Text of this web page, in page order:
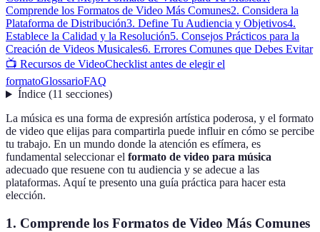
Comprende los Formatos de Video Más Comunes2. Considera la
Plataforma de Distribución3. Define Tu Audiencia y Objetivos4.
Establece la Calidad y la Resolución5. Consejos Prácticos para la
Creación de Videos Musicales6. Errores Comunes que Debes Evitar
📺 Recursos de VideoChecklist antes de elegir el
formatoGlossarioFAQ
Índice(11 secciones)
La música es una forma de expresión artística poderosa, y el formato
de video que elijas para compartirla puede influir en cómo se percibe
tu trabajo. En un mundo donde la atención es efímera, es
fundamental seleccionar el formato de video para música
adecuado que resuene con tu audiencia y se adecue a las
plataformas. Aquí te presento una guía práctica para hacer esta
elección.
1. Comprende los Formatos de Video Más Comunes